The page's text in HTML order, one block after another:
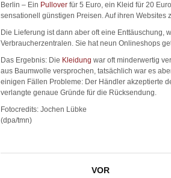
Berlin – Ein Pullover für 5 Euro, ein Kleid für 20
sensationell günstigen Preisen. Auf ihren Websites
Die Lieferung ist dann aber oft eine Enttäuschung,
Verbraucherzentralen. Sie hat neun Onlineshops
Das Ergebnis: Die Kleidung war oft minderwertig
aus Baumwolle versprochen, tatsächlich war es
einigen Fällen Probleme: Der Händler akzeptierte
verlangte genaue Gründe für die Rücksendung.
Fotocredits: Jochen Lübke
(dpa/tmn)
VOR